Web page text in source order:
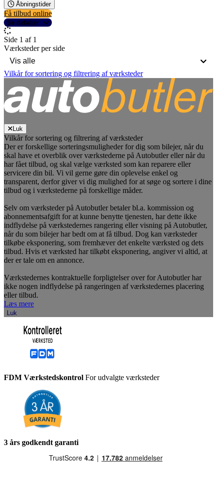
Åbningstider
Få tilbud online
Se detaljer
Side 1 af 1
Værksteder per side
Vilkår for sortering og filtrering af værksteder
Luk
Vilkår for sortering og filtrering af værksteder
Der er forskellige sorteringsmuligheder for dig som bilejer, når du
skal have et overblik over værkstederne på Autobutler eller når du
har fået tilbud, og skal vælge værksted som kan reparere eller
servicere din bil. Vi vil gerne gøre din oplevelse enkel og
transparent, derfor giver vi dig mulighed for at søge og sortere i dine
tilbud og i værkstederne på forskellige måder.
Selv om værksteder på Autobutler betaler bl.a. kommission og
abonnementsafgift for at kunne benytte tjenesten, har dette ikke
indflydelse på værkstedernes rangering eller visning på Autobutler,
når du som bilejer har bedt om at få tilbud. Dog kan værksteder
tilkøbe eksponering, som fremhæver det enkelte værksted og dets
tilbud. Hvis et værksted har tilkøbt eksponering, angiver vi altid, at
der er tale om en annonce.
Værkstedernes kontraktuelle forpligtelser over for Autobutler har
ikke nogen indflydelse på rangeringen af værkstedernes placering
eller tilbud.
Læs mere
Luk
FDM Værkstedskontrol For udvalgte værksteder
3 års godkendt garanti